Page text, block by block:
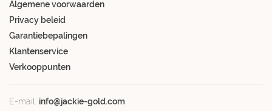
Algemene voorwaarden
Privacy beleid
Garantiebepalingen
Klantenservice
Verkooppunten
E-mail: info@jackie-gold.com